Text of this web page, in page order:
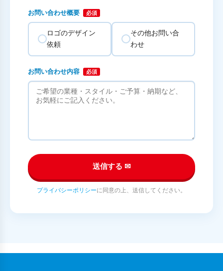
お問い合わせ概要 必須
ロゴのデザイン
依頼
その他お問い合
わせ
お問い合わせ内容 必須
送信する ✉
プライバシーポリシーに同意の上、送信してください。